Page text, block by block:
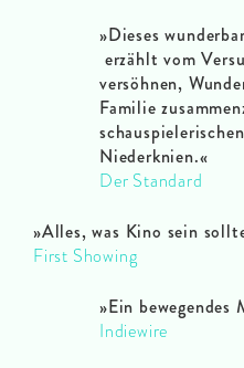
»Dieses
erzählt vom
versöhnen,
Familie
Niederknien.«
Der Standard
»Alles, was Kino sein
First Showing
»Ein bewegendes
Indiewire